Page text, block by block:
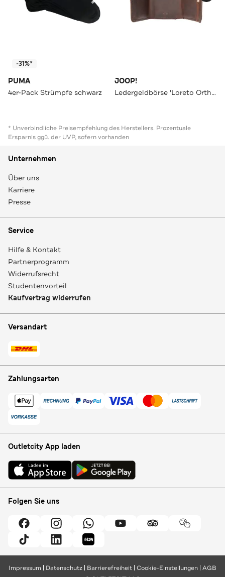
-31%*
PUMA
4er-Pack Strümpfe schwarz
JOOP!
Ledergeldbörse 'Loreto Orthos' braun
* Unverbindliche Preisempfehlung des Herstellers. Prozentuale
Ersparnis ggü. der UVP, sofern vorhanden
Unternehmen
Über uns
Karriere
Presse
Service
Hilfe & Kontakt
Partnerprogramm
Widerrufsrecht
Studentenvorteil
Kaufvertrag widerrufen
Versandart
Zahlungsarten
Outletcity App laden
Folgen Sie uns
Impressum Datenschutz Barrierefreiheit Cookie-Einstellungen AGB